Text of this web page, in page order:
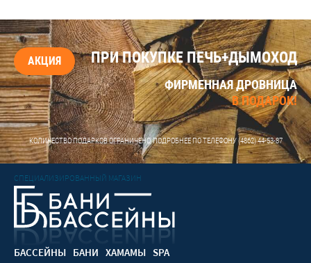
АКЦИЯ ПРИ ПОКУПКЕ ПЕЧЬ+ДЫМОХОД
ФИРМЕННАЯ ДРОВНИЦА
В ПОДАРОК!
КОЛИЧЕСТВО ПОДАРКОВ ОГРАНИЧЕНО, ПОДРОБНЕЕ ПО ТЕЛЕФОНУ(4862) 44-53-87
СПЕЦИАЛИЗИРОВАННЫЙ МАГАЗИН
БАССЕЙНЫ БАНИ ХАМАМЫ SPA